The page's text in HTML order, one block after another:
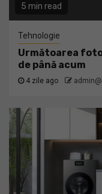
5 min read
Tehnologie
Următoarea
de până acum
4 zile ago admin@